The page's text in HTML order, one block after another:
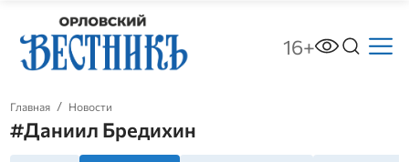
16+
Главная Новости
#Даниил Бредихин